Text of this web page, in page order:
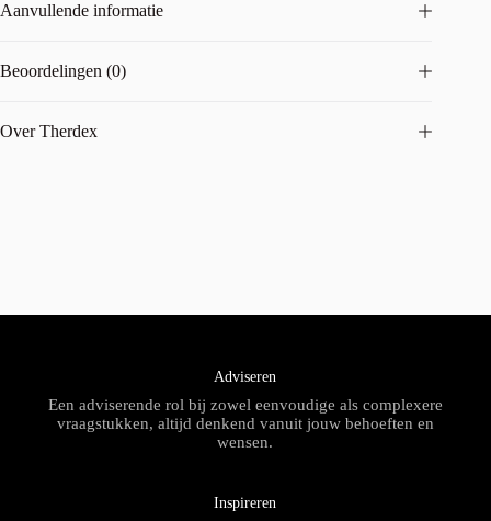
Aanvullende informatie
Beoordelingen (0)
Over Therdex
Adviseren
Een adviserende rol bij zowel eenvoudige als complexere
vraagstukken, altijd denkend vanuit jouw behoeften en
wensen.
Inspireren